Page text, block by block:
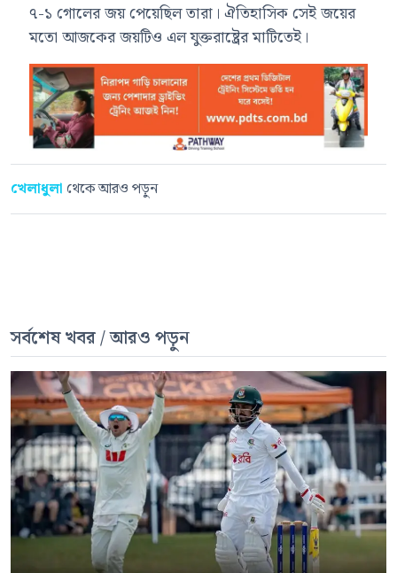
৭-১ গোলের জয় পেয়েছিল তারা। ঐতিহাসিক সেই জয়ের
মতো আজকের জয়টিও এল যুক্তরাষ্ট্রের মাটিতেই।
খেলাধুলা থেকে আরও পড়ুন
সর্বশেষ খবর / আরও পড়ুন